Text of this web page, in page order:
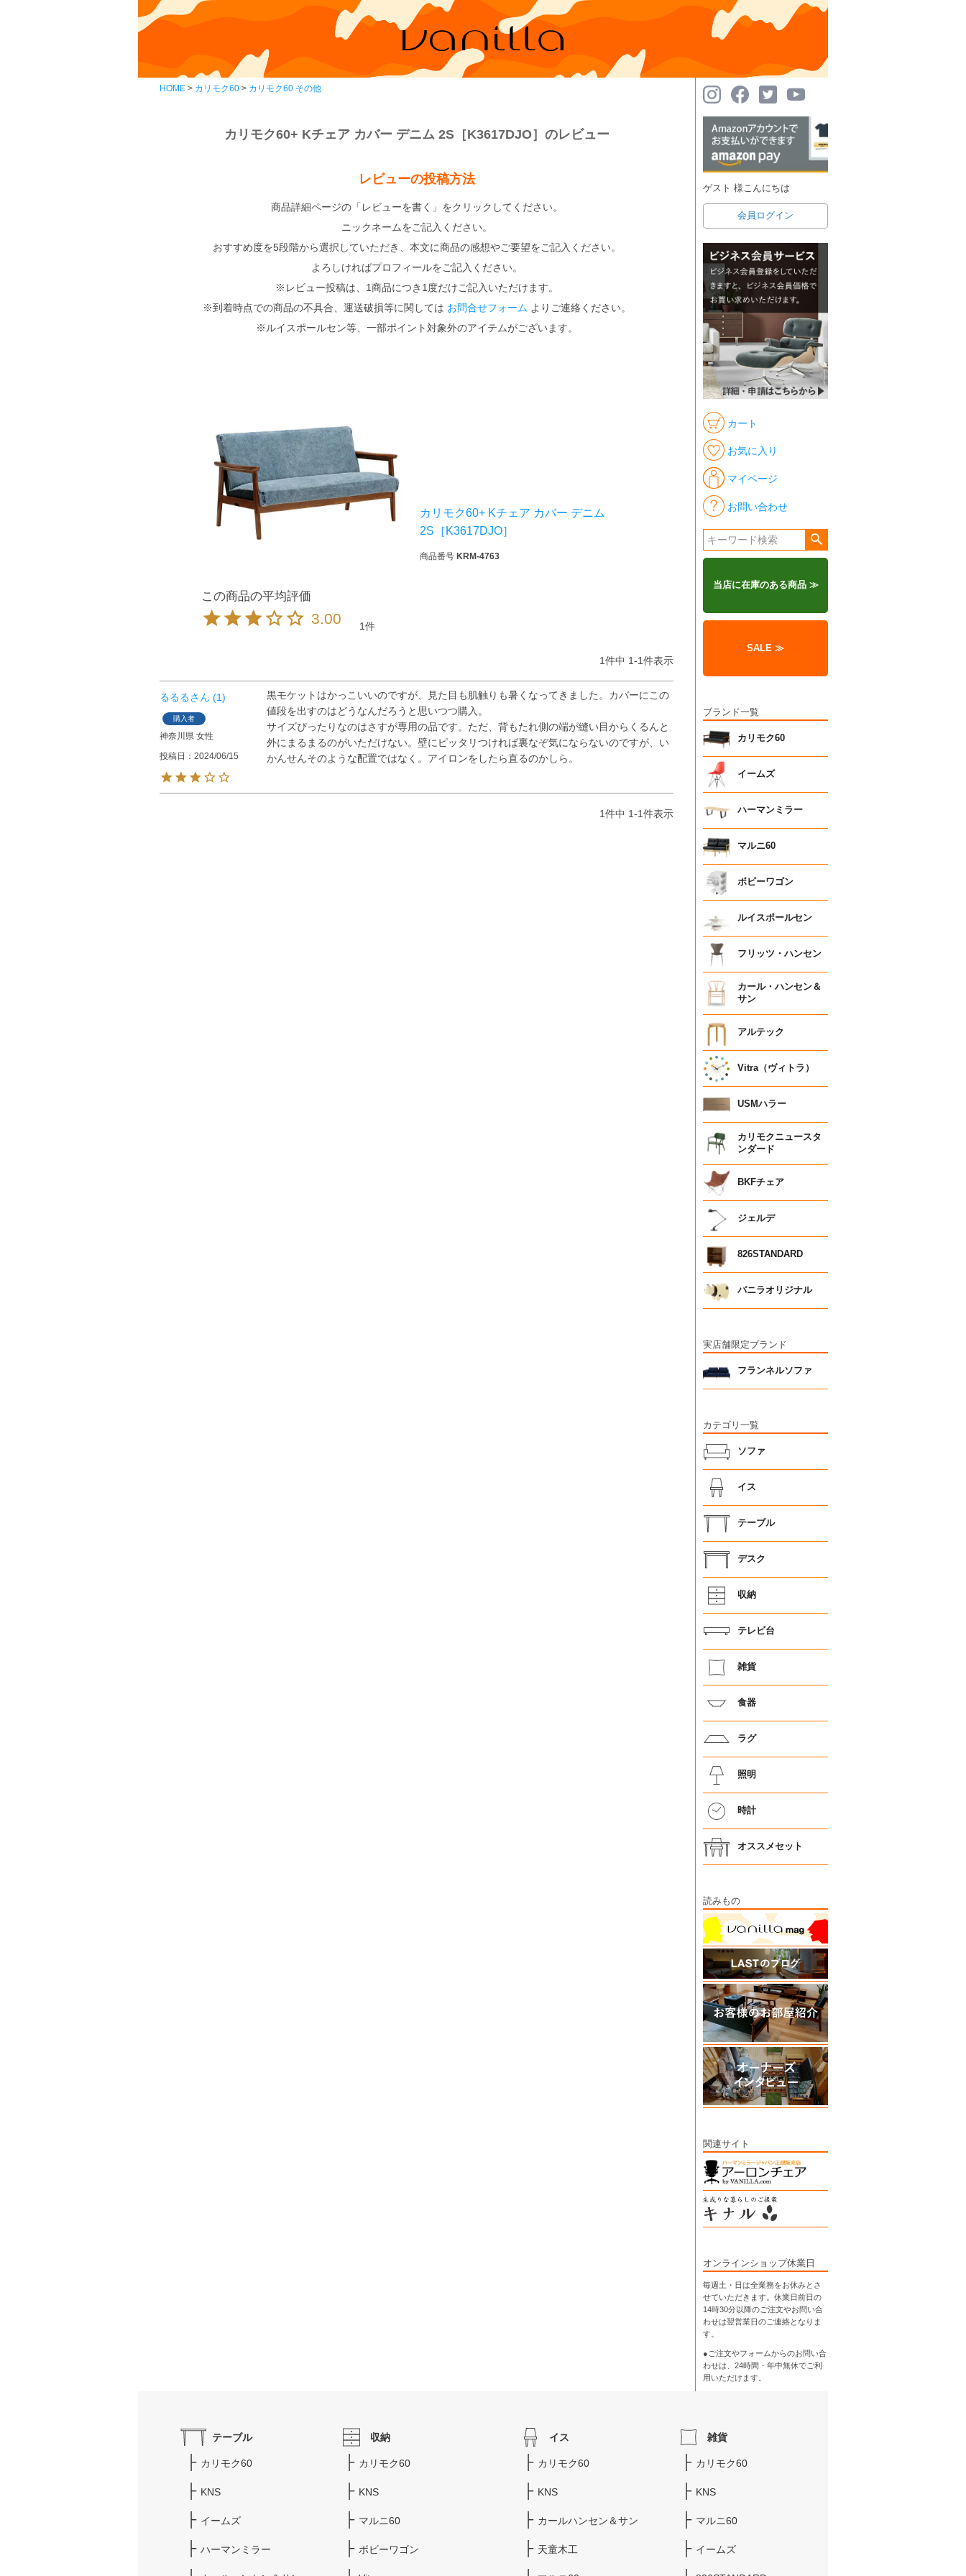
HOME カリモク60 カリモク60 その他
カリモク60+ Kチェア カバー デニム 2S［K3617DJO］のレビュー
レビューの投稿方法
商品詳細ページの「レビューを書く」をクリックしてください。
ニックネームをご記入ください。
おすすめ度を5段階から選択していただき、本文に商品の感想やご要望をご記入ください。
よろしければプロフィールをご記入ください。
※レビュー投稿は、1商品につき1度だけご記入いただけます。
※到着時点での商品の不具合、運送破損等に関しては お問合せフォーム よりご連絡ください。
※ルイスポールセン等、一部ポイント対象外のアイテムがございます。
カリモク60+ Kチェア カバー デニム
2S［K3617DJO］
商品番号 KRM-4763
3.00 1
1件中 1-1件表示
るるる 1
購入者
神奈川県 女性
投稿日
2024/06/15
黒モケットはかっこいいのですが、見た目も肌触りも暑くなってきました。カバーにこの
値段を出すのはどうなんだろうと思いつつ購入。
サイズぴったりなのはさすが専用の品です。ただ、背もたれ側の端が縫い目からくるんと
外にまるまるのがいただけない。壁にピッタリつければ裏なぞ気にならないのですが、い
かんせんそのような配置ではなく。アイロンをしたら直るのかしら。
1件中 1-1件表示
ゲスト 様こんにちは
会員ログイン
カート
お気に入り
マイページ
お問い合わせ
当店に在庫のある商品 ≫
SALE ≫
ブランド一覧
カリモク60
イームズ
ハーマンミラー
マルニ60
ボビーワゴン
ルイスポールセン
フリッツ・ハンセン
カール・ハンセン＆
サン
アルテック
Vitra（ヴィトラ）
USMハラー
カリモクニュースタ
ンダード
BKFチェア
ジェルデ
826STANDARD
バニラオリジナル
実店舗限定ブランド
フランネルソファ
カテゴリ一覧
ソファ
イス
テーブル
デスク
収納
テレビ台
雑貨
食器
ラグ
照明
時計
オススメセット
読みもの
関連サイト
オンラインショップ休業日
毎週土・日は全業務をお休みとさ
せていただきます。休業日前日の
14時30分以降のご注文やお問い合
わせは翌営業日のご連絡となりま
す。
●ご注文やフォームからのお問い合
わせは、 24時間・年中無休でご利
用いただけます。
テーブル
カリモク60
KNS
イームズ
ハーマンミラー
収納
カリモク60
KNS
マルニ60
ボビーワゴン
イス
カリモク60
KNS
カールハンセン＆サン
天童木工
雑貨
カリモク60
KNS
マルニ60
イームズ